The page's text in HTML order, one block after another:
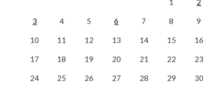
1
2
3 4 5 6 7 8 9
10 11 12 13 14 15 16
17 18 19 20 21 22 23
24 25 26 27 28 29 30